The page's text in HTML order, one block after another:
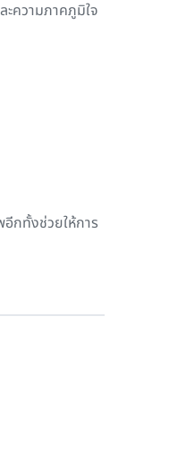
ความภาคภูมิใจ
กทั้งช่วยให้การ